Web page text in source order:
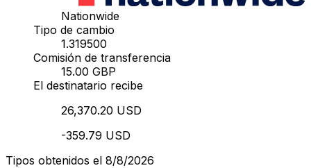
Nationwide
Tipo de cambio
1.319500
Comisión de transferencia
15.00 GBP
El destinatario recibe
26,370.20 USD
-359.79 USD
Tipos obtenidos el 8/8/2026